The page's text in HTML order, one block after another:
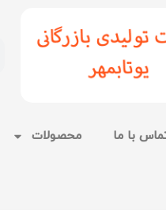
با ما محصولات